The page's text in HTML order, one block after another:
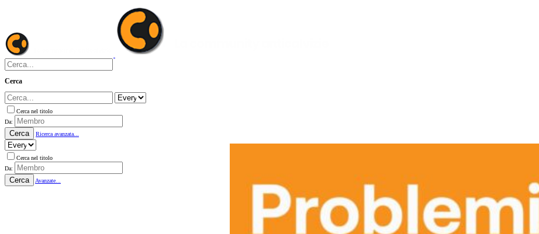
Cerca
Cerca nel titolo
Da:
Cerca Ricerca avanzata...
Cerca nel titolo
Da:
Cerca Avanzate...